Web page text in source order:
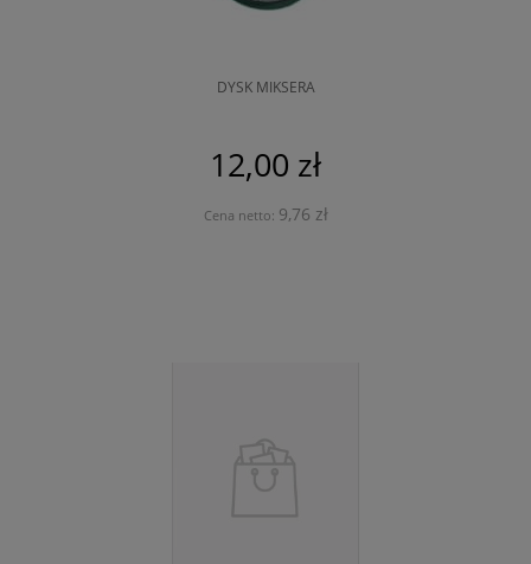
DYSK MIKSERA
12,00 zł
Cena netto: 9,76 zł